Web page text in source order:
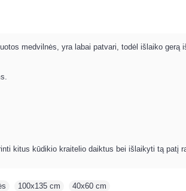
medvilnės, yra labai patvari, todėl išlaiko gerą
kitus kūdikio kraitelio daiktus bei išlaikyti tą patį
100x135 cm 40x60 cm